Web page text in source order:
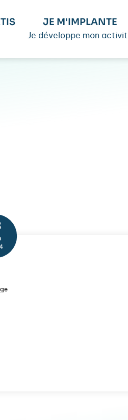
JE M'IMPLANTE
Je développe mon